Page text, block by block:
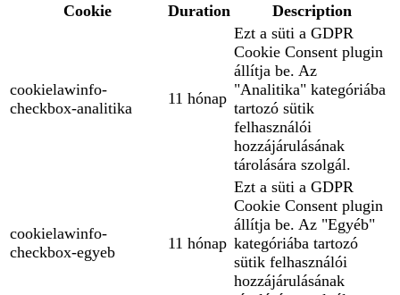
Cookie
Duration Description
cookielawinfo-
checkbox-analitika
11 hónap
Ezt a süti a GDPR
Cookie Consent plugin
állítja be. Az
"Analitika" kategóriába
tartozó sütik
felhasználói
hozzájárulásának
tárolására szolgál.
cookielawinfo-
checkbox-egyeb
11 hónap
Ezt a süti a GDPR
Cookie Consent plugin
állítja be. Az "Egyéb"
kategóriába tartozó
sütik felhasználói
hozzájárulásának